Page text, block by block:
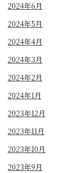
2024年6月
2024年5月
2024年4月
2024年3月
2024年2月
2024年1月
2023年12月
2023年11月
2023年10月
2023年9月